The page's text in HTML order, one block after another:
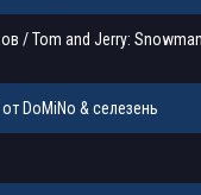
/ Tom and Jerry:
DoMiNo & селезень